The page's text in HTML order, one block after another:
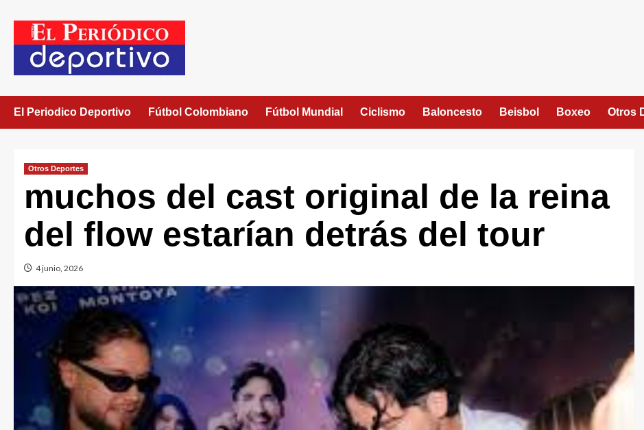
El Periodico Deportivo Fútbol Colombiano Fútbol Mundial Ciclismo Baloncesto Beisbol Boxeo Otros
Otros Deportes
muchos del cast original de la reina
del flow estarían detrás del tour
4 junio, 2026